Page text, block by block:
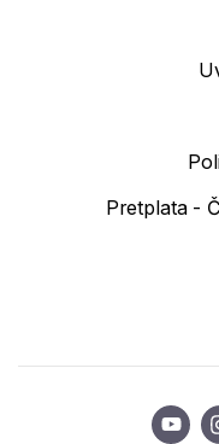
Pretplata -